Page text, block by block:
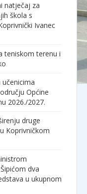
natječaj za
škola s
Ivanec
teniskom terenu i
Općine
2026./2027.
druge
Koprivničkom
dva
u ukupnom